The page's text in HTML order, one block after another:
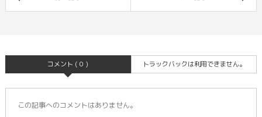
コメント ( 0 ) トラックバックは利用できません。
この記事へのコメントはありません。